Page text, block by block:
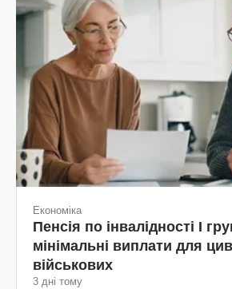
Економіка
Пенсія по інвалідності I
мінімальні виплати для
військових
3 дні тому